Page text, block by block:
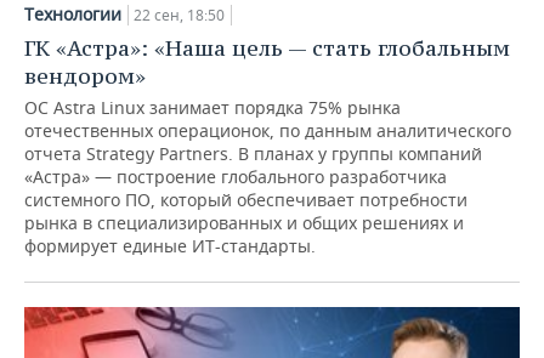
Технологии 22 сен, 18:50
ГК «Астра»: «Наша цель — стать глобальным
вендором»
ОС Astra Linux занимает порядка 75% рынка
отечественных операционок, по данным аналитического
отчета Strategy Partners. В планах у группы компаний
«Астра» — построение глобального разработчика
системного ПО, который обеспечивает потребности
рынка в специализированных и общих решениях и
формирует единые ИТ-стандарты.